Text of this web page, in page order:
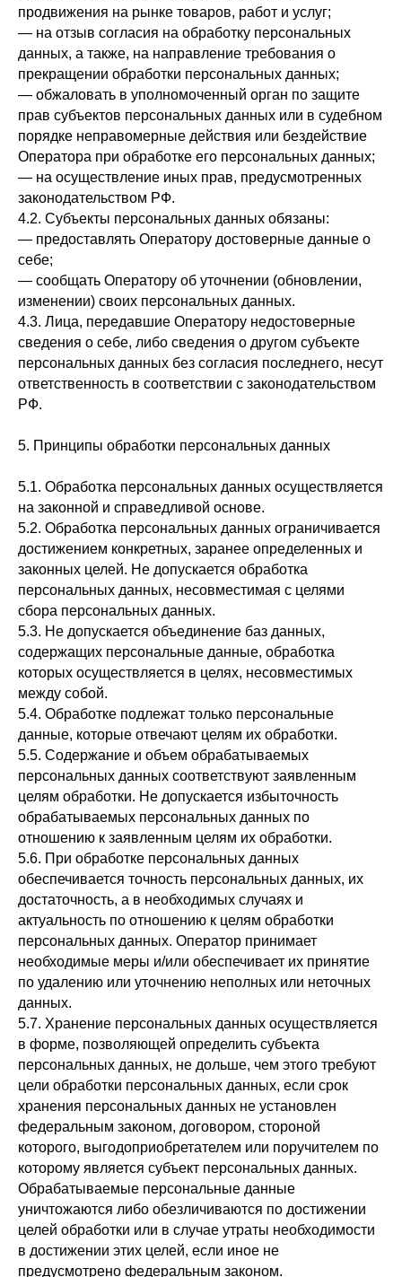
продвижения на рынке товаров, работ и услуг;
— на отзыв согласия на обработку персональных
данных, а также, на направление требования о
прекращении обработки персональных данных;
— обжаловать в уполномоченный орган по защите
прав субъектов персональных данных или в судебном
порядке неправомерные действия или бездействие
Оператора при обработке его персональных данных;
— на осуществление иных прав, предусмотренных
законодательством РФ.
4.2. Субъекты персональных данных обязаны:
— предоставлять Оператору достоверные данные о
себе;
— сообщать Оператору об уточнении (обновлении,
изменении) своих персональных данных.
4.3. Лица, передавшие Оператору недостоверные
сведения о себе, либо сведения о другом субъекте
персональных данных без согласия последнего, несут
ответственность в соответствии с законодательством
РФ.
5. Принципы обработки персональных данных
5.1. Обработка персональных данных осуществляется
на законной и справедливой основе.
5.2. Обработка персональных данных ограничивается
достижением конкретных, заранее определенных и
законных целей. Не допускается обработка
персональных данных, несовместимая с целями
сбора персональных данных.
5.3. Не допускается объединение баз данных,
содержащих персональные данные, обработка
которых осуществляется в целях, несовместимых
между собой.
5.4. Обработке подлежат только персональные
данные, которые отвечают целям их обработки.
5.5. Содержание и объем обрабатываемых
персональных данных соответствуют заявленным
целям обработки. Не допускается избыточность
обрабатываемых персональных данных по
отношению к заявленным целям их обработки.
5.6. При обработке персональных данных
обеспечивается точность персональных данных, их
достаточность, а в необходимых случаях и
актуальность по отношению к целям обработки
персональных данных. Оператор принимает
необходимые меры и/или обеспечивает их принятие
по удалению или уточнению неполных или неточных
данных.
5.7. Хранение персональных данных осуществляется
в форме, позволяющей определить субъекта
персональных данных, не дольше, чем этого требуют
цели обработки персональных данных, если срок
хранения персональных данных не установлен
федеральным законом, договором, стороной
которого, выгодоприобретателем или поручителем по
которому является субъект персональных данных.
Обрабатываемые персональные данные
уничтожаются либо обезличиваются по достижении
целей обработки или в случае утраты необходимости
в достижении этих целей, если иное не
предусмотрено федеральным законом.